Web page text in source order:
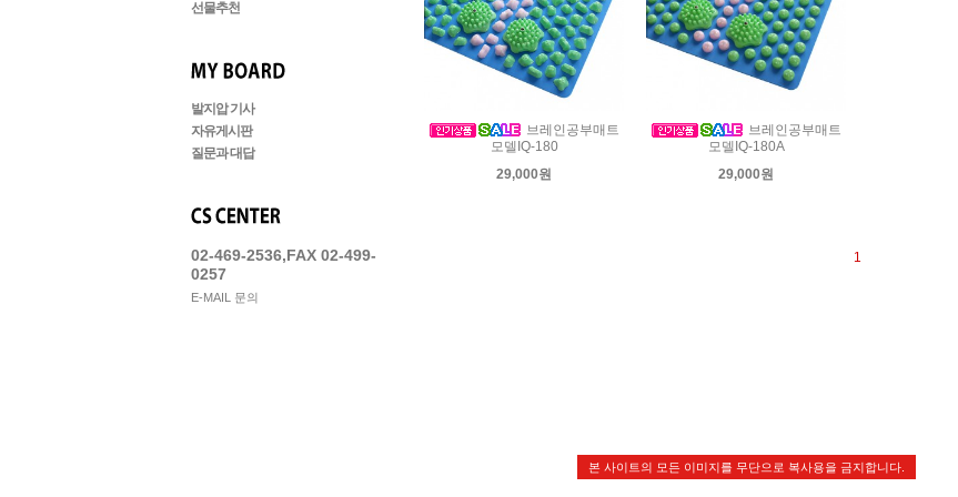
선물추천
발지압 기사
자유게시판
질문과 대답
02-469-2536,FAX 02-499-
0257
E-MAIL 문의
브레인공부매트
모델IQ-180
29,000원
브레인공부매트
모델IQ-180A
29,000원
1
본 사이트의 모든 이미지를 무단으로 복사용을 금지합니다.